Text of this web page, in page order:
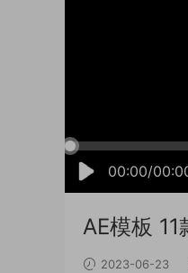
00:00/
AE模板
2023-06-23